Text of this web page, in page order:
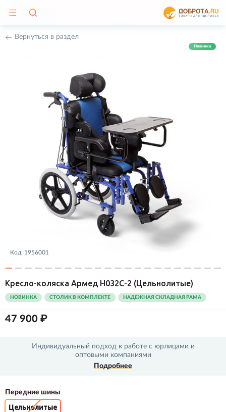
Вернуться в раздел
Новинка
Код: 1956001
Кресло-коляска Армед H032C-2 (Цельнолитые)
НОВИНКА СТОЛИК В КОМПЛЕКТЕ НАДЕЖНАЯ СКЛАДНАЯ РАМА
47 900 ₽
Индивидуальный подход к работе с юрлицами и
оптовыми компаниями
Подробнее
Передние шины
Цельнолитые